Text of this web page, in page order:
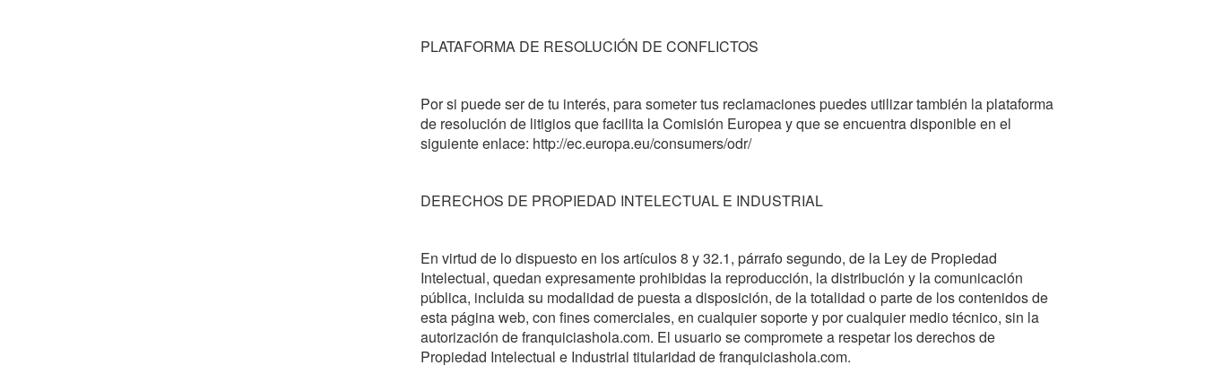
PLATAFORMA DE RESOLUCIÓN DE CONFLICTOS
Por si puede ser de tu interés, para someter tus reclamaciones puedes utilizar también la plataforma
de resolución de litigios que facilita la Comisión Europea y que se encuentra disponible en el
siguiente enlace: http://ec.europa.eu/consumers/odr/
DERECHOS DE PROPIEDAD INTELECTUAL E INDUSTRIAL
En virtud de lo dispuesto en los artículos 8 y 32.1, párrafo segundo, de la Ley de Propiedad
Intelectual, quedan expresamente prohibidas la reproducción, la distribución y la comunicación
pública, incluida su modalidad de puesta a disposición, de la totalidad o parte de los contenidos de
esta página web, con fines comerciales, en cualquier soporte y por cualquier medio técnico, sin la
autorización de franquiciashola.com. El usuario se compromete a respetar los derechos de
Propiedad Intelectual e Industrial titularidad de franquiciashola.com.